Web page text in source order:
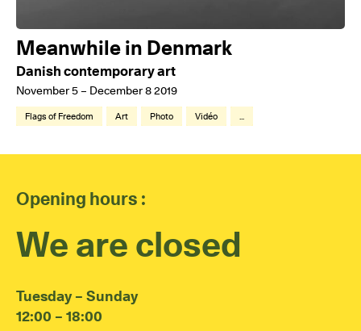
Meanwhile in Denmark
Danish contemporary art
November 5 – December 8 2019
Flags of Freedom Art Photo Vidéo ...
Opening hours :
We are closed
Tuesday – Sunday
12:00 – 18:00